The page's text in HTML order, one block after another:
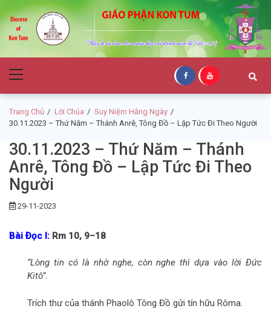
to
navigation
to
content
Giáo Phận Kon
Tum
Menu
Trang Chủ Lời Chúa
Suy Niệm Hằng Ngày
30.11.2023 – Thứ Năm – Thánh Anrê, Tông Đồ – Lập Tức Đi Theo Người
30.11.2023 – Thứ Năm – Thánh
Anrê, Tông Đồ – Lập Tức Đi Theo
Người
29-11-2023
Bài Ðọc I: Rm 10, 9–18
“Lòng tin có là nhờ nghe, còn nghe thì dựa vào lời Ðức
Kitô”.
Trích thư của thánh Phaolô Tông Đồ gửi tín hữu Rôma.